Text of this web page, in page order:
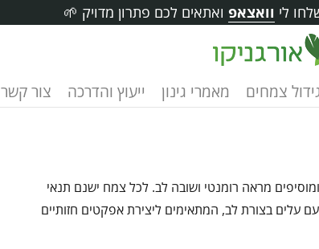
לי וואצאפ ואתאים לכם פתרון מדויק 🌱
גידול צמחים מאמרי גינון ייעוץ והדרכה צור קשר
מראה רומנטי ושובה לב. לכל צמח ישנם תנאי
עלים בצורת לב, המתאימים ליצירת אפקטים חזותיים